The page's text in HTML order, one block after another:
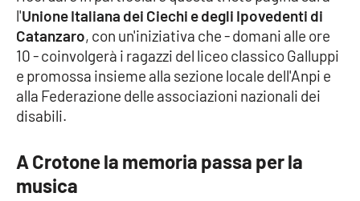
Reggio Calabria
Cosenza
Lamezia Terme
Buona Sanità Calabria
l'Unione Italiana dei Ciechi e degli Ipovedenti di
Catanzaro, con un'iniziativa che - domani alle ore
10 - coinvolgerà i ragazzi del liceo classico Galluppi
e promossa insieme alla sezione locale dell'Anpi e
alla Federazione delle associazioni nazionali dei
disabili.
A Crotone la memoria passa per la
musica